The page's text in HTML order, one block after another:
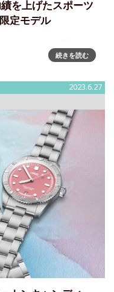
を上げたスポーツ
定モデル
動家としても功績を上
あるビッグクラウンポ
続きを読む
2023.6.27